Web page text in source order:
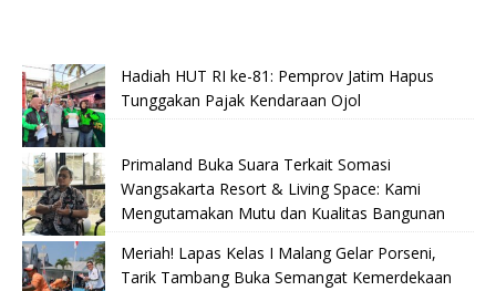
Hadiah HUT RI ke-81: Pemprov Jatim Hapus
Tunggakan Pajak Kendaraan Ojol
Primaland Buka Suara Terkait Somasi
Wangsakarta Resort & Living Space: Kami
Mengutamakan Mutu dan Kualitas Bangunan
Meriah! Lapas Kelas I Malang Gelar Porseni,
Tarik Tambang Buka Semangat Kemerdekaan